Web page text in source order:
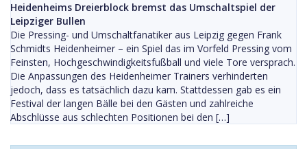
Heidenheims Dreierblock bremst das Umschaltspiel der
Leipziger Bullen
Die Pressing- und Umschaltfanatiker aus Leipzig gegen Frank
Schmidts Heidenheimer – ein Spiel das im Vorfeld Pressing vom
Feinsten, Hochgeschwindigkeitsfußball und viele Tore versprach.
Die Anpassungen des Heidenheimer Trainers verhinderten
jedoch, dass es tatsächlich dazu kam. Stattdessen gab es ein
Festival der langen Bälle bei den Gästen und zahlreiche
Abschlüsse aus schlechten Positionen bei den […]